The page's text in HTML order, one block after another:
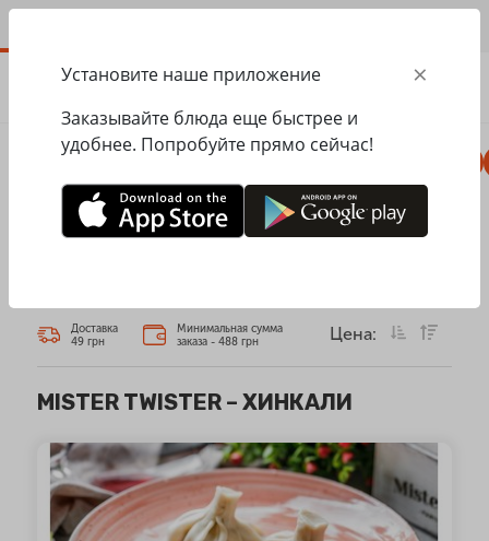
Главная Mister Twister Хинкали
Доставка
49 грн
Минимальная сумма
заказа - 488 грн
Цена:
MISTER TWISTER – ХИНКАЛИ
Установите наше приложение ×
Заказывайте блюда еще быстрее и
удобнее. Попробуйте прямо сейчас!